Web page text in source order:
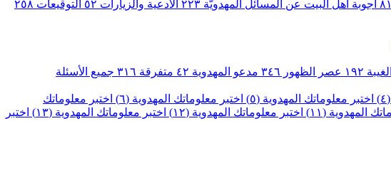
أجوبة أهل البيت عن المسائل المهدويّة ٢٢٣ الأدعية والزيارات ٥٢ التوقيعات ٢٥٨
١٩٢ عصر الظهور ٣٤٦ مدعو المهدوية ٤٢ متفرقة ٣١٦ جميع الأسئلة
اختبر معلوماتك المهدوية (٥) اختبر معلوماتك المهدوية (٦)
اختبر معلوماتك
المهدوية (١١) اختبر معلوماتك المهدوية (١٢) اختبر معلوماتك المهدوية (١٣)
اختبر